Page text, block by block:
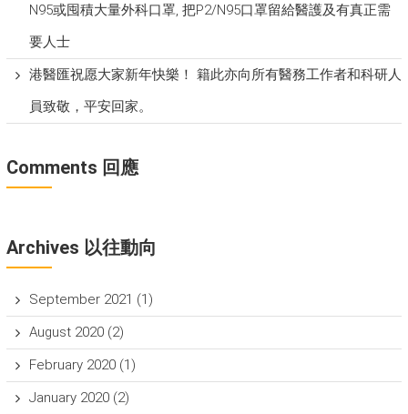
N95或囤積大量外科口罩, 把P​2/N95口罩留給醫護及有真正需
要人士
港醫匯祝愿大家新年快樂！ 籍此亦向所有醫務工作者和科研人
員致敬，平安回家。
Comments 回應
Archives 以往動向
September 2021 (1)
August 2020(2)
February 2020(1)
January 2020(2)